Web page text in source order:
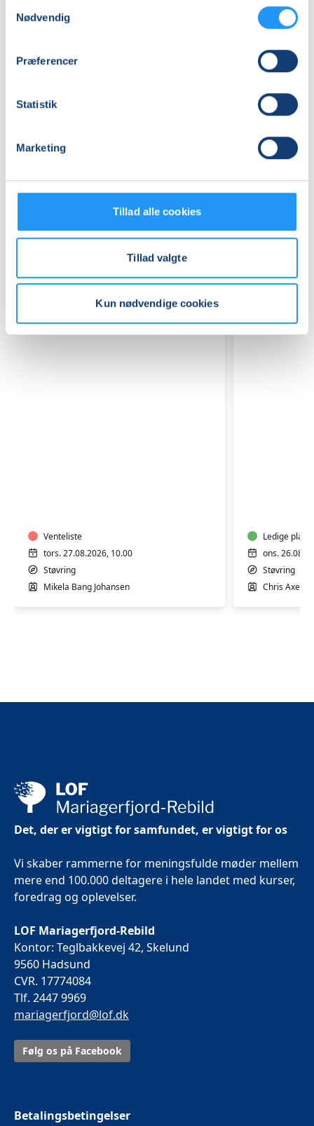
Nødvendig
Præferencer
Statistik
Marketing
Tillad alle cookies
Tillad valgte
Kun nødvendige cookies
Adresse
(Norden)
Praktiske oplysninger
Mødegange
Relaterede hold
Støvring
Venteliste
tors. 27.08.2026, 10.00
Støvring
Mikela Bang Johansen
Støvring
Ledige
ons.
Støvring
Chris
Det, der er vigtigt for samfundet, er vigtigt for os
Vi skaber rammerne for meningsfulde møder mellem
mere end 100.000 deltagere i hele landet med kurser,
foredrag og oplevelser.
LOF Mariagerfjord-Rebild
Kontor: Teglbakkevej 42, Skelund
9560 Hadsund
CVR. 17774084
Tlf. 2447 9969
mariagerfjord@lof.dk
Følg os på Facebook
Betalingsbetingelser